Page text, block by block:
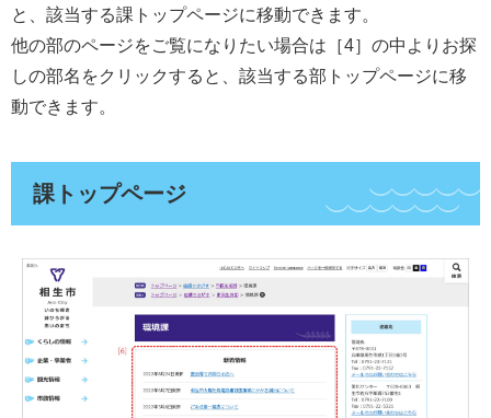
と、該当する課トップページに移動できます。
他の部のページをご覧になりたい場合は［4］の中よりお探
しの部名をクリックすると、該当する部トップページに移
動できます。
課トップページ